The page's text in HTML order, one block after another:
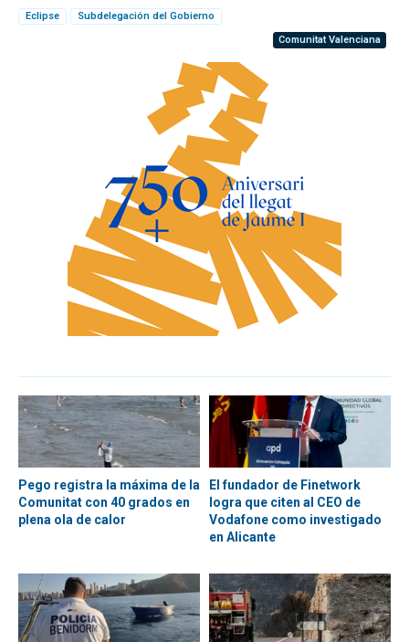
Eclipse
Subdelegación del Gobierno
Comunitat Valenciana
Pego registra la máxima de la
Comunitat con 40 grados en
plena ola de calor
El fundador de Finetwork
logra que citen al CEO de
Vodafone como investigado
en Alicante